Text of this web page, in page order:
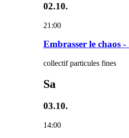
02.10.
21:00
Embrasser le chaos
collectif particules fines
Sa
03.10.
14:00